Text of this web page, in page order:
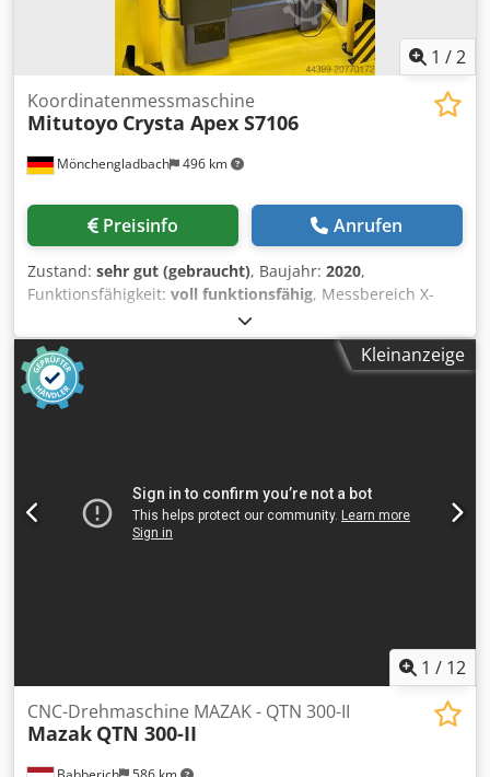
1 /2
Mönchengladbach 496 km
Koordinatenmessmaschine
Mitutoyo Crysta Apex S7106
Preisinfo Anrufen
Zustand: sehr gut (gebraucht), Baujahr: 2020,
Funktionsfähigkeit: voll funktionsfähig, Messbereich X-
, Messbereich Y-Achse:
Messbereich Z-Achse:600 mm, MCOSMOS mit GEOPAK-
Modul (CAD-unterstützte Auswertung). Software -
MCOSMOS 3 CNC V4 Ausstattung: PH10MQ Messkopf (inkl.
FCR25 Schnellwechselaufnahme). SP25M Scanning-
Upgrade MCOSMOS-1 von V2 auf V4. GEO-EDM
Zusatzmodul für Erodierteile. Part-program Generator und
GEO-EDM Assistent.
Kleinanzeige
1 / 12
CNC-Drehmaschine MAZAK - QTN 300-II
Mazak QTN 300-II